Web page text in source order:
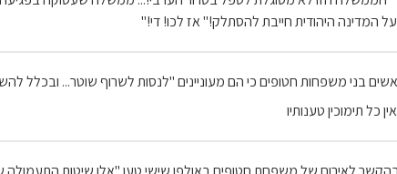
המדינה היהודית חייבת להסתלק!" אז לכו! די!"
בני משפחות חטופים כי הם מעוניינים "לנסות לשרוף שוטר... ובכלל
אין כל תימוכין טענותיו